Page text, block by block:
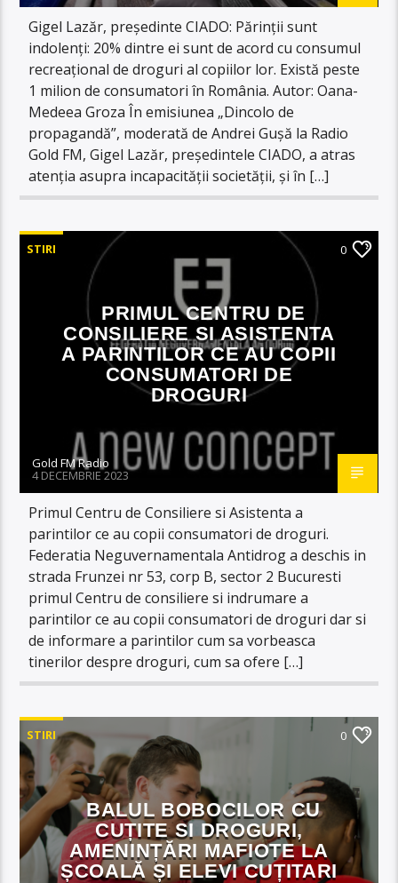
Gigel Lazăr, președinte CIADO: Părinții sunt
indolenți: 20% dintre ei sunt de acord cu consumul
recreațional de droguri al copiilor lor. Există peste
1 milion de consumatori în România. Autor: Oana-
Medeea Groza În emisiunea „Dincolo de
propagandă”, moderată de Andrei Gușă la Radio
Gold FM, Gigel Lazăr, președintele CIADO, a atras
atenția asupra incapacității societății, și în […]
STIRI 0
PRIMUL CENTRU DE
CONSILIERE SI ASISTENTA
A PARINTILOR CE AU COPII
CONSUMATORI DE
DROGURI
Gold FM Radio
4 DECEMBRIE 2023
Primul Centru de Consiliere si Asistenta a
parintilor ce au copii consumatori de droguri.
Federatia Neguvernamentala Antidrog a deschis in
strada Frunzei nr 53, corp B, sector 2 Bucuresti
primul Centru de consiliere si indrumare a
parintilor ce au copii consumatori de droguri dar si
de informare a parintilor cum sa vorbeasca
tinerilor despre droguri, cum sa ofere […]
STIRI 0
BALUL BOBOCILOR CU
CUȚITE SI DROGURI,
AMENINȚĂRI MAFIOTE LA
ȘCOALĂ ȘI ELEVI CUȚITARI